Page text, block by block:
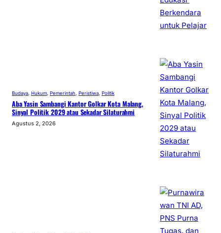
Budaya, Hukum, Pemerintah, Peristiwa, Politik
Aba Yasin Sambangi Kantor Golkar Kota Malang,
Sinyal Politik 2029 atau Sekadar Silaturahmi
Agustus 2, 2026